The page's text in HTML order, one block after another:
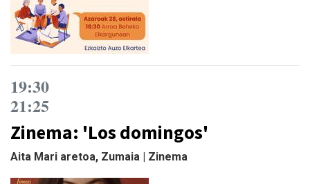
19:30
21:25
Zinema: 'Los domingos'
Aita Mari aretoa, Zumaia | Zinema